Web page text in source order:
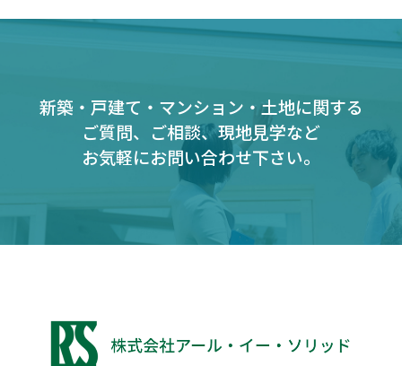
新築・戸建て・マンション・土地に関する
ご質問、ご相談、現地見学など
お気軽にお問い合わせ下さい。